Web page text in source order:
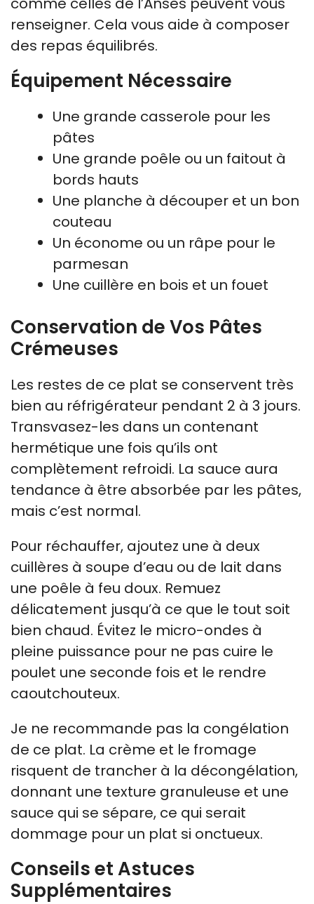
renseigner. Cela vous aide à composer
des repas équilibrés.
Équipement Nécessaire
Une grande casserole pour les
pâtes
Une grande poêle ou un faitout à
bords hauts
Une planche à découper et un bon
couteau
Un économe ou un râpe pour le
parmesan
Une cuillère en bois et un fouet
Conservation de Vos Pâtes
Crémeuses
Les restes de ce plat se conservent très
bien au réfrigérateur pendant 2 à 3 jours.
Transvasez-les dans un contenant
hermétique une fois qu’ils ont
complètement refroidi. La sauce aura
tendance à être absorbée par les pâtes,
mais c’est normal.
Pour réchauffer, ajoutez une à deux
cuillères à soupe d’eau ou de lait dans
une poêle à feu doux. Remuez
délicatement jusqu’à ce que le tout soit
bien chaud. Évitez le micro-ondes à
pleine puissance pour ne pas cuire le
poulet une seconde fois et le rendre
caoutchouteux.
Je ne recommande pas la congélation
de ce plat. La crème et le fromage
risquent de trancher à la décongélation,
donnant une texture granuleuse et une
sauce qui se sépare, ce qui serait
dommage pour un plat si onctueux.
Conseils et Astuces
Supplémentaires